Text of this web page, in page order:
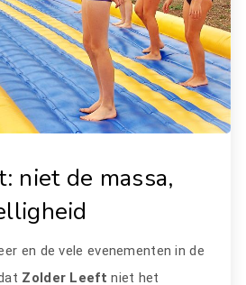
niet de massa,
en de vele evenementen in de
Zolder Leeft niet het